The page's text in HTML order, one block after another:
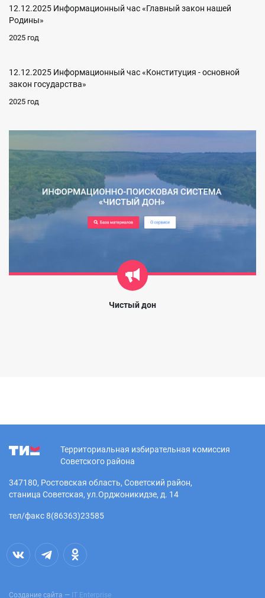
12.12.2025 Информационный час «Главный закон нашей
Родины»
2025 год
12.12.2025 Информационный час «Конституция - основной
закон государства»
2025 год
Чистый дон
Территориальная избирательная комиссия
Советского района
347180, Ростовская область, Советский район,
станица Советская, ул.Орджоникидзе, д. 14
тел/факс 8(86363)23585
Создание сайта — IT Enterprise